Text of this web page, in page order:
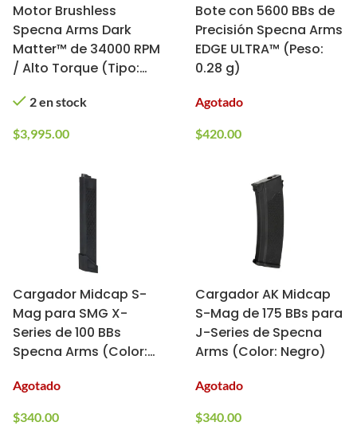
Motor Brushless
Specna Arms Dark
Matter™ de 34000 RPM
/ Alto Torque (Tipo:
2 en stock
$3,995.00
Bote con 5600 BBs de
Precisión Specna Arms
EDGE ULTRA™ (Peso:
0.28 g)
Agotado
$420.00
Cargador Midcap S-
Mag para SMG X-
Series de 100 BBs
Specna Arms (Color:
Agotado
$340.00
Cargador AK Midcap
S-Mag de 175 BBs para
J-Series de Specna
Arms (Color: Negro)
Agotado
$340.00